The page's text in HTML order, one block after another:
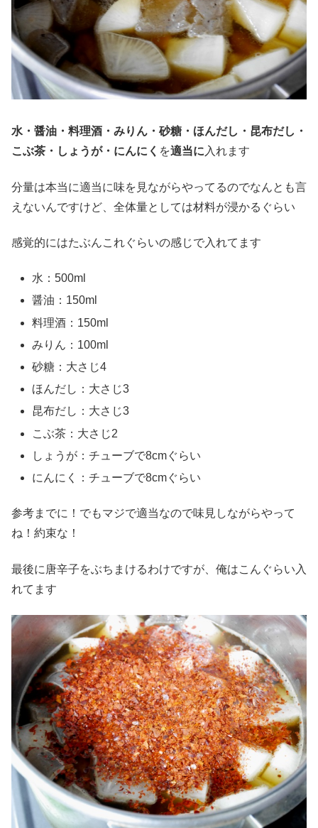
水・醤油・料理酒・みりん・砂糖・ほんだし・昆布だし・
こぶ茶・しょうが・にんにく を適当に 入れます
分量は本当に適当に味を見ながらやってるのでなんとも言
えないんですけど、全体量としては材料が浸かるぐらい
感覚的にはたぶんこれぐらいの感じで入れてます
水：500ml
醤油：150ml
料理酒：150ml
みりん：100ml
砂糖：大さじ4
ほんだし：大さじ3
昆布だし：大さじ3
こぶ茶：大さじ2
しょうが：チューブで8cmぐらい
にんにく：チューブで8cmぐらい
参考までに！でもマジで適当なので味見しながらやって
ね！約束な！
最後に唐辛子をぶちまけるわけですが、俺はこんぐらい入
れてます